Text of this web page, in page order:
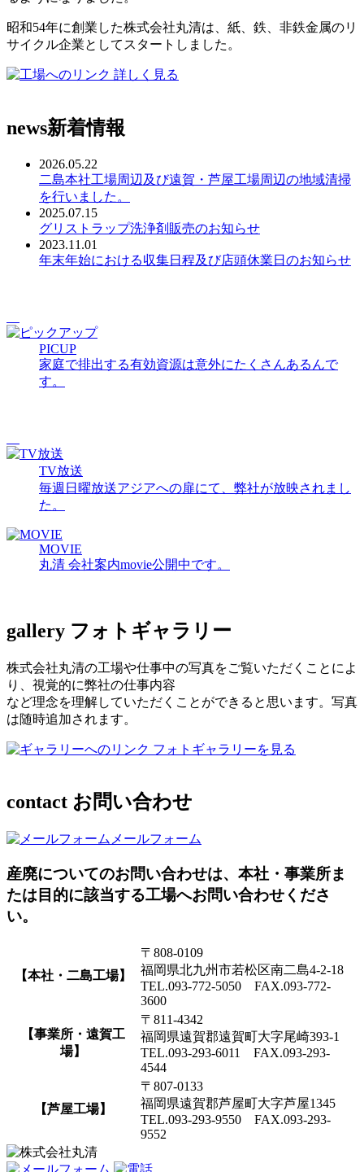
昭和54年に創業した株式会社丸清は、紙、鉄、非鉄金属のリ
サイクル企業としてスタートしました。
詳しく見る
news新着情報
2026.05.22
二島本社工場周辺及び遠賀・芦屋工場周辺の地域清掃
を行いました。
2025.07.15
グリストラップ洗浄剤販売のお知らせ
2023.11.01
年末年始における収集日程及び店頭休業日のお知らせ
PICUP
家庭で排出する有効資源は意外にたくさんあるんで
す。
TV放送
毎週日曜放送アジアへの扉にて、弊社が放映されまし
た。
MOVIE
丸清 会社案内movie公開中です。
gallery フォトギャラリー
株式会社丸清の工場や仕事中の写真をご覧いただくことによ
り、視覚的に弊社の仕事内容
など理念を理解していただくことができると思います。写真
は随時追加されます。
フォトギャラリーを見る
contact お問い合わせ
メールフォーム
産廃についてのお問い合わせは、本社・事業所ま
たは目的に該当する工場へお問い合わせくださ
い。
【本社・二島工場】
〒808-0109
福岡県北九州市若松区南二島4-2-18
TEL.093-772-5050 FAX.093-772-
3600
【事業所・遠賀工
場】
〒811-4342
福岡県遠賀郡遠賀町大字尾崎393-1
TEL.093-293-6011 FAX.093-293-
4544
【芦屋工場】
〒807-0133
福岡県遠賀郡芦屋町大字芦屋1345
TEL.093-293-9550 FAX.093-293-
9552